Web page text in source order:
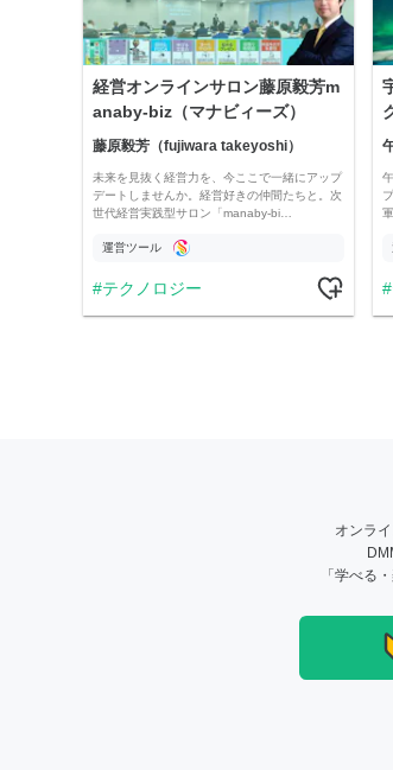
経営オンラインサロン藤原毅芳m
anaby-biz（マナビィーズ）
藤原毅芳（fujiwara takeyoshi）
未来を見抜く経営力を、今ここで一緒にアップ
デートしませんか。経営好きの仲間たちと。次
世代経営実践型サロン「manaby-bi…
運営ツール
テクノロジー
オンラ
「学べる